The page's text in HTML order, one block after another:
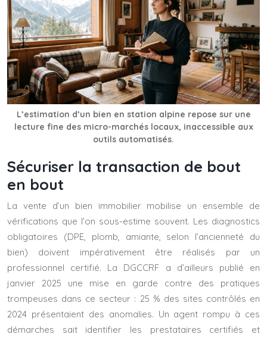
L’estimation d’un bien en station alpine repose sur une
lecture fine des micro-marchés locaux, inaccessible aux
outils automatisés.
Sécuriser la transaction de bout
en bout
La vente d’un bien immobilier mobilise un ensemble de
vérifications que l’on sous-estime souvent. Les diagnostics
obligatoires (DPE, plomb, amiante, selon l’ancienneté du
bien) doivent impérativement être réalisés par un
professionnel certifié. La DGCCRF a d’ailleurs publié en
janvier 2025 une mise en garde contre des pratiques
trompeuses dans ce secteur : 25 % des sites contrôlés en
2024 présentaient des anomalies. Un agent rompu à ces
démarches sait identifier les prestataires certifiés et